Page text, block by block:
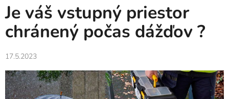
Je váš vstupný priestor
chránený počas dážďov ?
17.5.2023